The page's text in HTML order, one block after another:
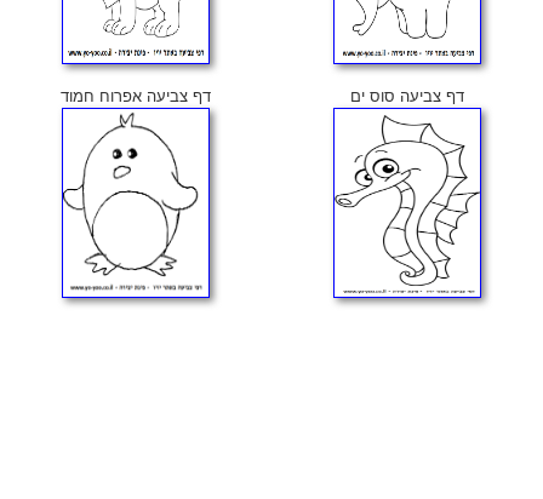
דף צביעה סוס ים דף צביעה אפרוח חמוד